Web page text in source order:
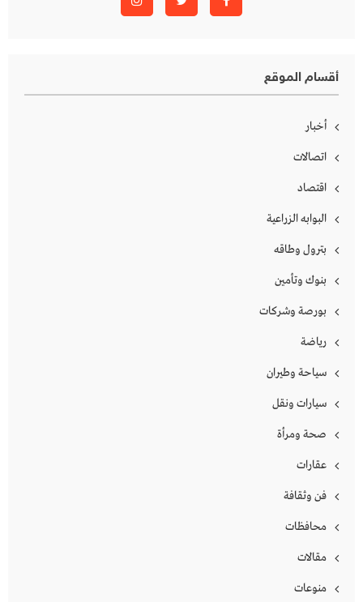
أقسام الموقع
أخبار
اتصالات
اقتصاد
البوابه الزراعية
بترول وطاقه
بنوك وتأمين
بورصة وشركات
رياضة
سياحة وطيران
سيارات ونقل
صحة ومرأة
عقارات
فن وثقافة
محافظات
مقالات
منوعات